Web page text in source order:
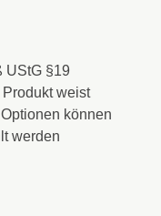
UStG §19
Produkt weist
können
werden